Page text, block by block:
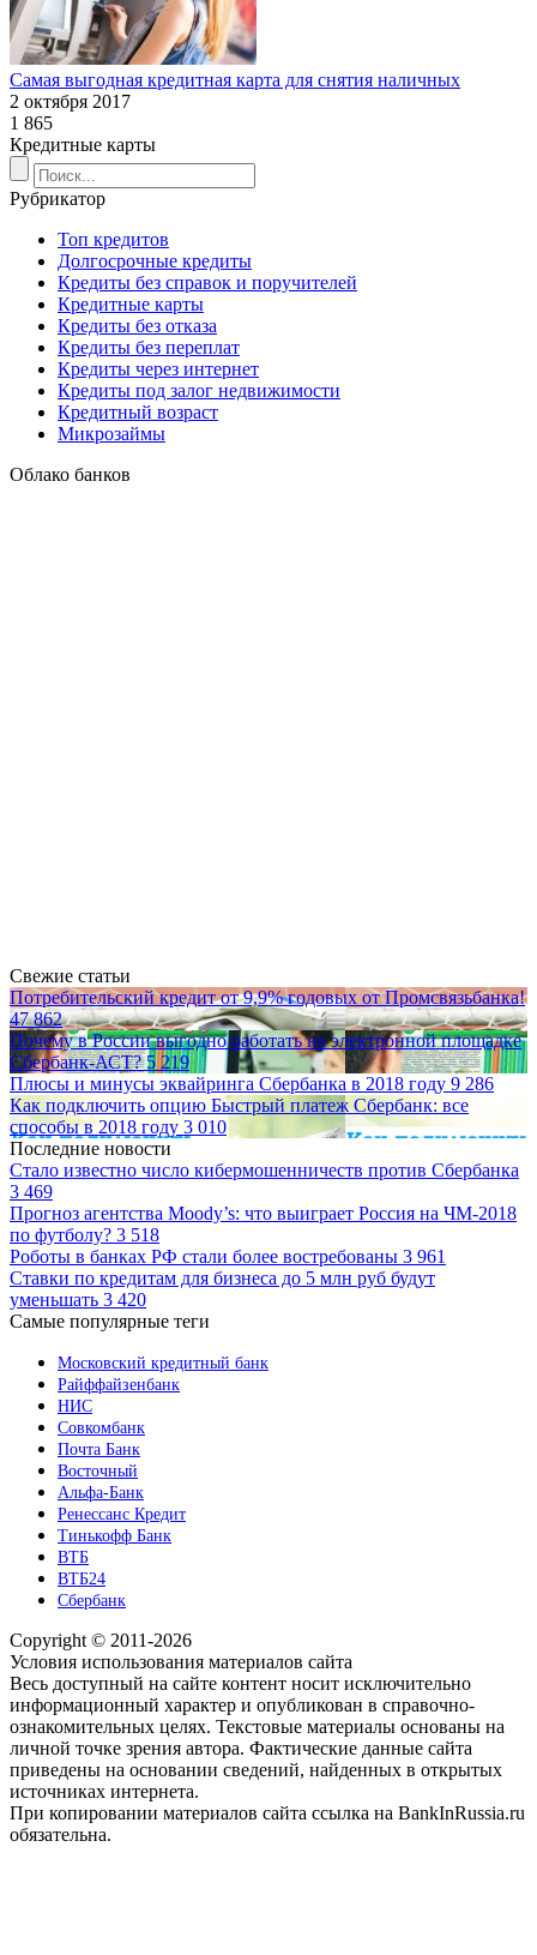
Cамая выгодная кредитная карта для снятия наличных
2 октября 2017
1 865
Кредитные карты
Рубрикатор
Топ кредитов
Долгосрочные кредиты
Кредиты без справок и поручителей
Кредитные карты
Кредиты без отказа
Кредиты без переплат
Кредиты через интернет
Кредиты под залог недвижимости
Кредитный возраст
Микрозаймы
Облако банков
Свежие статьи
Потребительский кредит от 9,9% годовых от Промсвязьбанка!
47 862
Почему в России выгодно работать на электронной площадке
Сбербанк-АСТ?5 219
Плюсы и минусы эквайринга Сбербанка в 2018 году 9 286
Как подключить опцию Быстрый платеж Сбербанк: все
способы в 2018 году 3 010
Последние новости
Стало известно число кибермошенничеств против Сбербанка
3 469
Прогноз агентства Moody’s: что выиграет Россия на ЧМ-2018
по футболу? 3 518
Роботы в банках РФ стали более востребованы 3 961
Ставки по кредитам для бизнеса до 5 млн руб будут
уменьшать 3 420
Самые популярные теги
Московский кредитный банк
Райффайзенбанк
НИС
Совкомбанк
Почта Банк
Восточный
Альфа-Банк
Ренессанс Кредит
Тинькофф Банк
ВТБ
ВТБ24
Сбербанк
Copyright © 2011-2026
Условия использования материалов сайта
Весь доступный на сайте контент носит исключительно
информационный характер и опубликован в справочно-
ознакомительных целях. Текстовые материалы основаны на
личной точке зрения автора. Фактические данные сайта
приведены на основании сведений, найденных в открытых
источниках интернета.
При копировании материалов сайта ссылка на BankInRussia.ru
обязательна.